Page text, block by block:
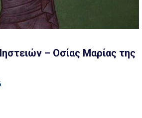
– Οσίας Μαρίας της